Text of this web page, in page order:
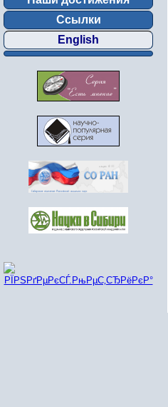
Ссылки
English